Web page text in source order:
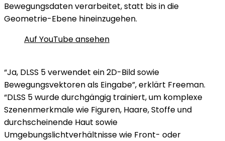
Bewegungsdaten verarbeitet, statt bis in die
Geometrie-Ebene hineinzugehen.
Auf YouTube ansehen
“Ja, DLSS 5 verwendet ein 2D-Bild sowie
Bewegungsvektoren als Eingabe”, erklärt Freeman.
“DLSS 5 wurde durchgängig trainiert, um komplexe
Szenenmerkmale wie Figuren, Haare, Stoffe und
durchscheinende Haut sowie
Umgebungslichtverhältnisse wie Front- oder